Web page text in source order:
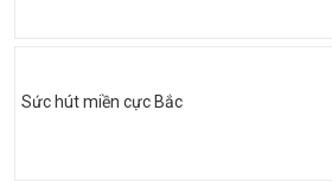
Sức hút miền cực Bắc